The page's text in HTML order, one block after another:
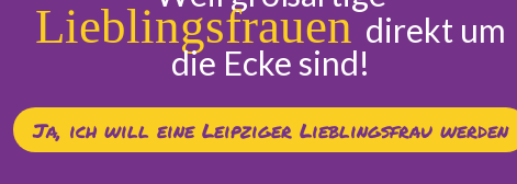
Lieblingsfrauen direkt um
die Ecke sind!
Ja, ich will eine Leipziger Lieblingsfrau werden